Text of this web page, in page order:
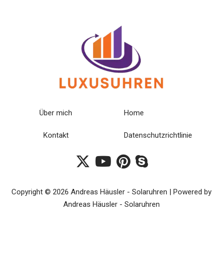
Über mich
Kontakt
Home
Datenschutzrichtlinie
Copyright © 2026 Andreas Häusler - Solaruhren | Powered by
Andreas Häusler - Solaruhren